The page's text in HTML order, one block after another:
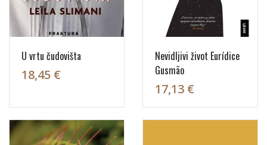
U vrtu čudovišta
18,45 €
Nevidljivi život Eurídice
Gusmão
17,13 €